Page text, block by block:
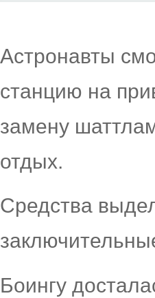
Астронавты
станцию на
замену
отдых.
Средства
Боингу